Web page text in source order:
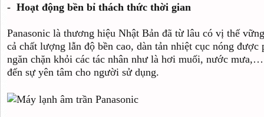
- Hoạt động bền bỉ thách thức thời gian
Panasonic là thương hiệu Nhật Bản đã từ lâu có vị thế
cả chất lượng lẫn độ bền cao, dàn tản nhiệt cục nóng
ngăn chặn khỏi các tác nhân như là hơi muối, nước
đến sự yên tâm cho người sử dụng.